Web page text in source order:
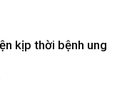
kịp thời bệnh ung